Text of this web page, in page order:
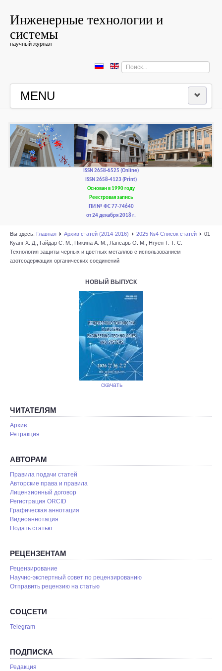
Инженерные технологии и
системы
научный журнал
Искать...
MENU
РЕДКОЛЛЕГИЯ
РЕДАКЦИОННАЯ ПОЛИТИКА И ЭТИКА
ISSN 2658-6525 (Online)
ISSN 2658-4123 (Print)
Основан в 1990 году
Реестровая запись
ПИ № ФС 77-74640
от 24 декабря 2018 г.
Вы здесь: Главная Архив статей (2014-2016) 2025 №4 Список статей
01
Куанг Х. Д., Гайдар С. М., Пикина А. М., Лапсарь О. М., Нгуен Т. Т. С.
Технология защиты черных и цветных металлов с использованием
азотсодержащих органических соединений
НОВЫЙ ВЫПУСК
скачать
ЧИТАТЕЛЯМ
Архив
Ретракция
АВТОРАМ
Правила подачи статей
Авторские права и правила
Лицензионный договор
Регистрация ORCID
Графическая аннотация
Видеоаннотация
Подать статью
РЕЦЕНЗЕНТАМ
Рецензирование
Научно-экспертный совет по рецензированию
Отправить рецензию на статью
СОЦСЕТИ
Telegram
ПОДПИСКА
Редакция